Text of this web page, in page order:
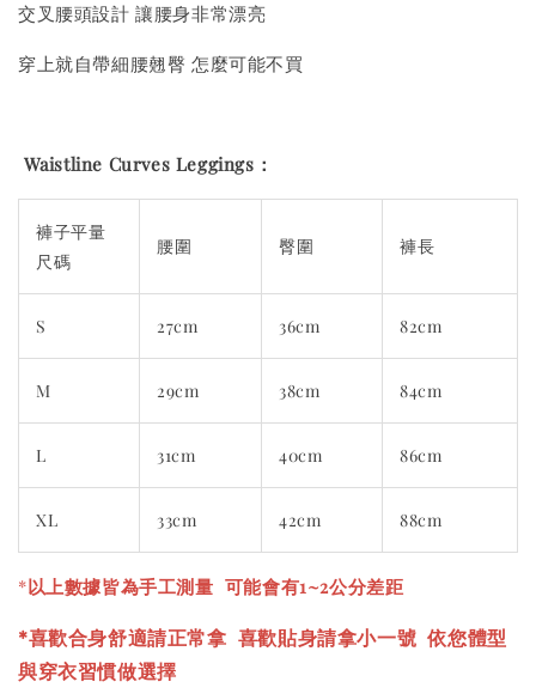
交叉腰頭設計 讓腰身非常漂亮
穿上就自帶細腰翹臀 怎麼可能不買
Waistline Curves Leggings：
褲子平量
尺碼
腰圍 臀圍 褲長
S 27cm 36cm 82cm
M 29cm 38cm 84cm
L 31cm 40cm 86cm
XL 33cm 42cm 88cm
*以上數據皆為手工測量 可能會有1~2公分差距
*喜歡合身舒適請正常拿 喜歡貼身請拿小一號依您體型
與穿衣習慣做選擇